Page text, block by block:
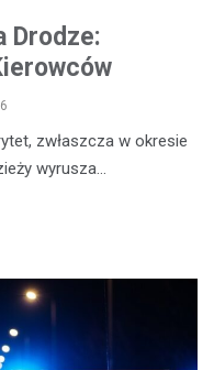
Drodze:
zwłaszcza w okresie
wyrusza…